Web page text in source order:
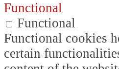
Functional
Functional
Functional cookies
certain